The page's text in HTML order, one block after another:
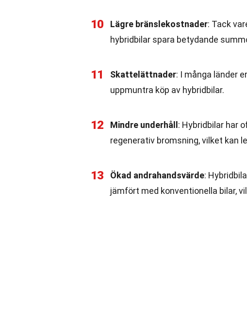
10 Lägre bränslekostnader: Tack
hybridbilar spara betydande
11 Skattelättnader: I många länder
uppmuntra köp av hybridbilar.
12 Mindre underhåll : Hybridbilar har
regenerativ bromsning, vilket kan
13 Ökad andrahandsvärde:
jämfört med konventionella bilar,